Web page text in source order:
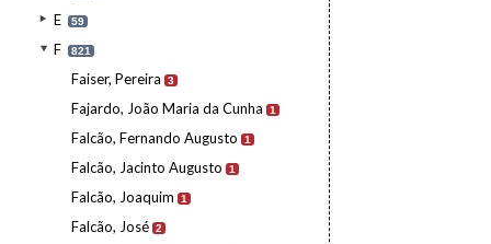
E 59
F 821
Faiser, Pereira 3
Fajardo, João Maria da Cunha 1
Falcão, Fernando Augusto 1
Falcão, Jacinto Augusto 1
Falcão, Joaquim 1
Falcão, José 2